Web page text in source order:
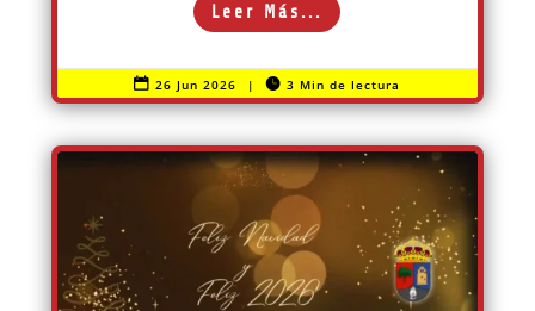
Leer Más...
 26 Jun 2026 |  3 Min de lectura